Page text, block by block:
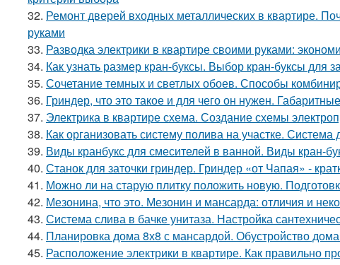
32. Ремонт дверей входных металлических в квартире.
руками
33. Разводка электрики в квартире своими руками:
34. Как узнать размер кран-буксы. Выбор кран-буксы для
35. Сочетание темных и светлых обоев. Способы
36. Гриндер, что это такое и для чего он нужен.
37. Электрика в квартире схема. Создание схемы
38. Как организовать систему полива на участке.
39. Виды кранбукс для смесителей в ванной. Виды кран-
40. Станок для заточки гриндер. Гриндер «от Чапая» -
41. Можно ли на старую плитку положить новую.
42. Мезонина, что это. Мезонин и мансарда: отличия и
43. Система слива в бачке унитаза. Настройка
44. Планировка дома 8х8 с мансардой. Обустройство
45. Расположение электрики в квартире. Как правильно